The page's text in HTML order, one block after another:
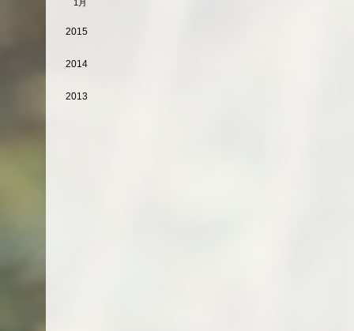
1月
2015
2014
2013